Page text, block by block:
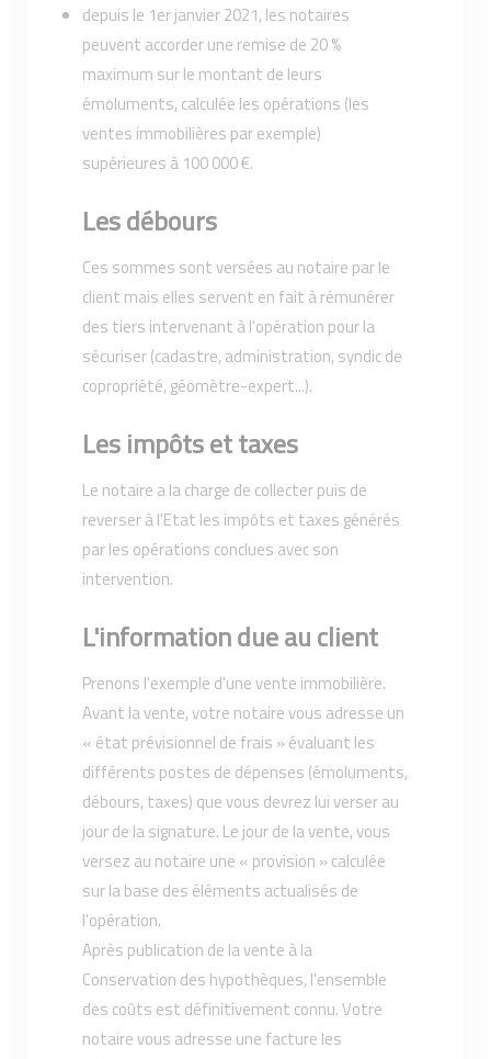
depuis le 1er janvier 2021, les notaires
peuvent accorder une remise de 20 %
maximum sur le montant de leurs
émoluments, calculée les opérations (les
ventes immobilières par exemple)
supérieures à 100 000 €.
Les débours
Ces sommes sont versées au notaire par le
client mais elles servent en fait à rémunérer
des tiers intervenant à l'opération pour la
sécuriser (cadastre, administration, syndic de
copropriété, géomètre-expert...).
Les impôts et taxes
Le notaire a la charge de collecter puis de
reverser à l'Etat les impôts et taxes générés
par les opérations conclues avec son
intervention.
L'information due au client
Prenons l'exemple d'une vente immobilière.
Avant la vente, votre notaire vous adresse un
« état prévisionnel de frais » évaluant les
différents postes de dépenses (émoluments,
débours, taxes) que vous devrez lui verser au
jour de la signature. Le jour de la vente, vous
versez au notaire une « provision » calculée
sur la base des éléments actualisés de
l'opération.
Après publication de la vente à la
Conservation des hypothèques, l'ensemble
des coûts est définitivement connu. Votre
notaire vous adresse une facture les